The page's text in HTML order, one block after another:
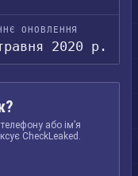
ОНОВЛЕННЯ
2020 р.
або ім’я
CheckLeaked.